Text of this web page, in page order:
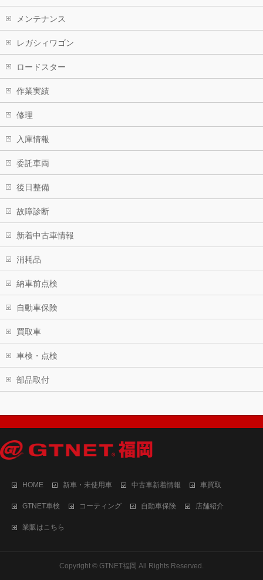
メンテナンス
レガシィワゴン
ロードスター
作業実績
修理
入庫情報
委託車両
後日整備
故障診断
新着中古車情報
消耗品
納車前点検
自動車保険
買取車
車検・点検
部品取付
HOME 新車・未使用車 中古車新着情報 車買取
GTNET車検 コーティング 自動車保険 店舗紹介
業販はこちら
Copyright © GTNET福岡 All Rights Reserved.